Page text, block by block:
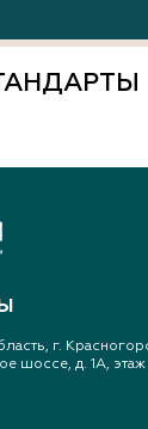
г.
шоссе, д. 1А, этаж